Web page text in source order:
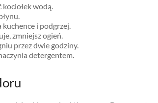
kociołek wodą.
i podgrzej.
zmniejsz ogień.
przez dwie godziny.
detergentem.